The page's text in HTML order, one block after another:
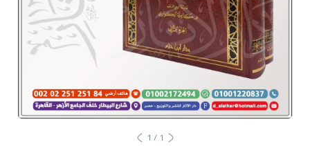
1
/
1